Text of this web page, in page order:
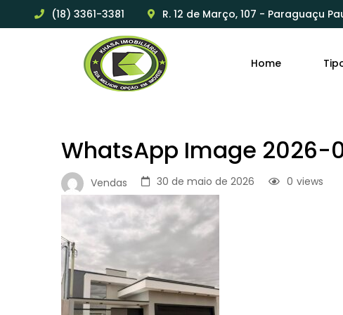
(18) 3361-3381 R. 12 de Março, 107 - Paraguaçu
Home
WhatsApp Image 2026-
Vendas 30 de maio de 2026 views
0